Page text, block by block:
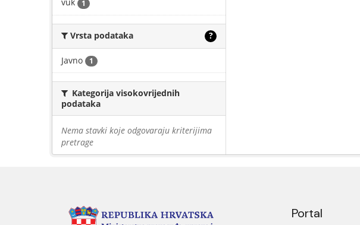
1
Vrsta podataka ?
Javno 1
Kategorija visokovrijednih
podataka
Nema stavki koje odgovaraju kriterijima
pretrage